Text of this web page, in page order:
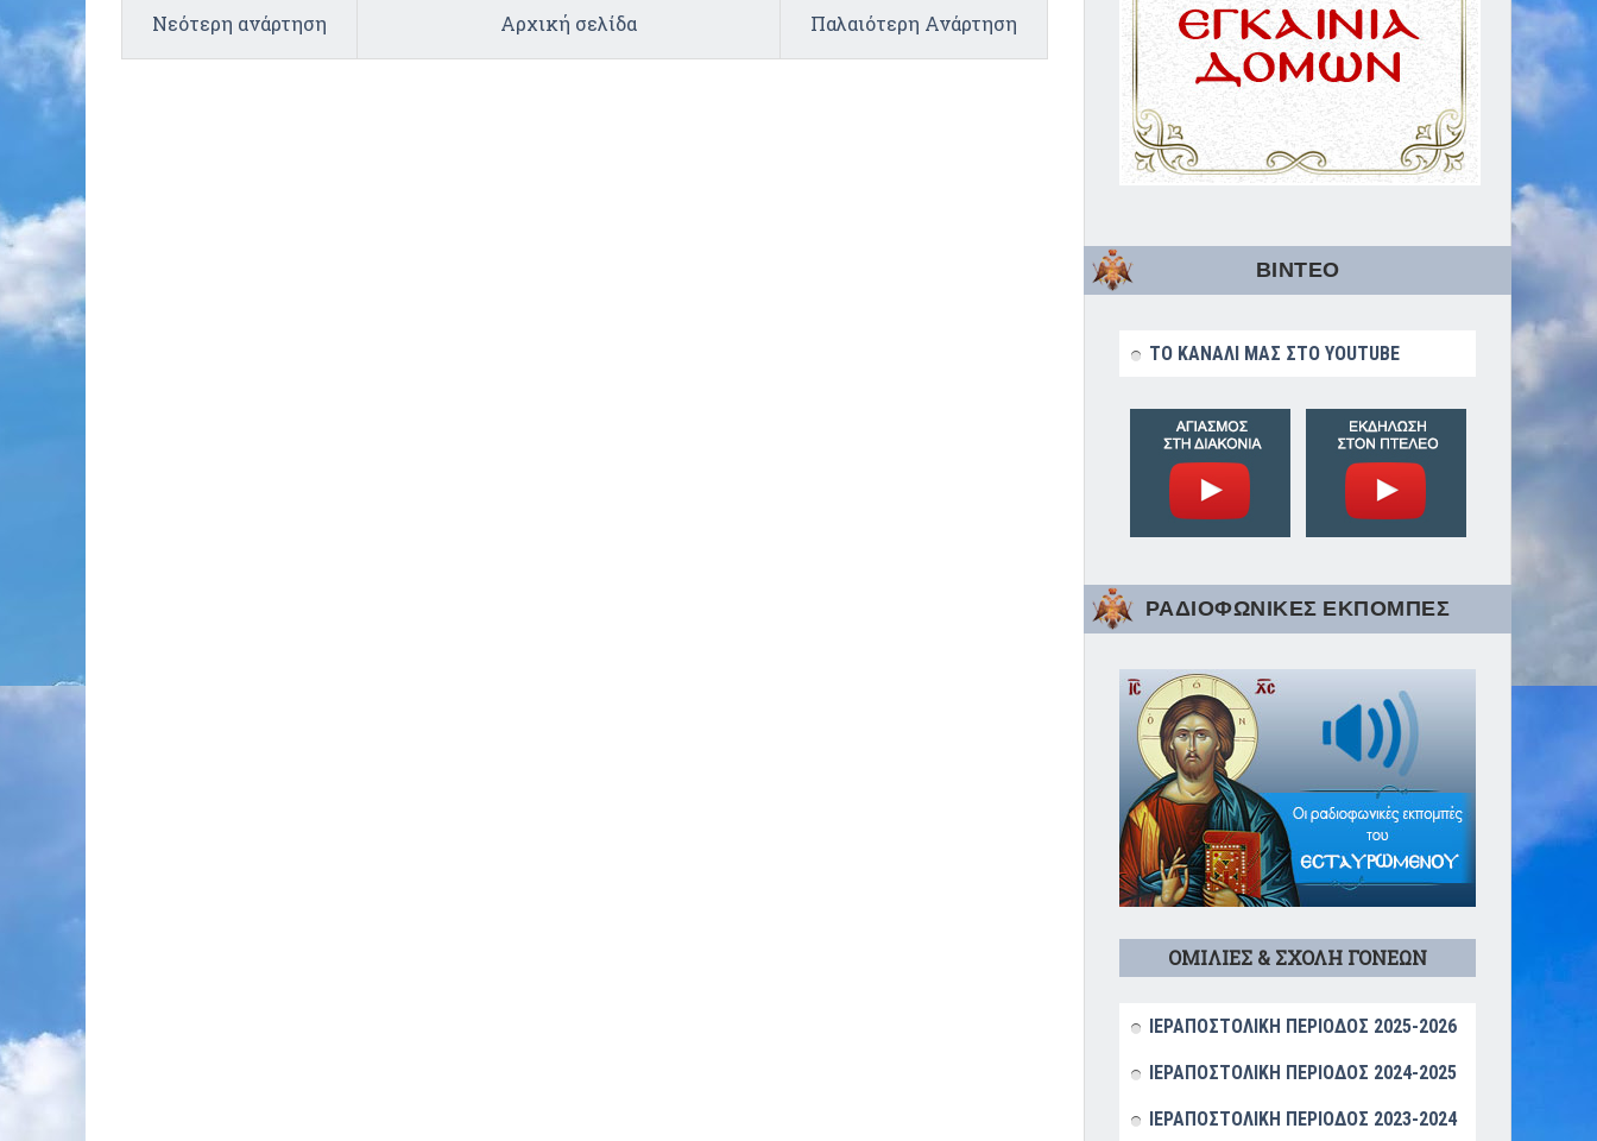
Νεότερη ανάρτηση Παλαιότερη Ανάρτηση
Αρχική σελίδα
ΒΙΝΤΕΟ
ΤΟ ΚΑΝΑΛΙ ΜΑΣ ΣΤΟ YOUTUBE
ΡΑΔΙΟΦΩΝΙΚΕΣ ΕΚΠΟΜΠΕΣ
ΟΜΙΛΙΕΣ & ΣΧΟΛΗ ΓΟΝΕΩΝ
ΙΕΡΑΠΟΣΤΟΛΙΚΗ ΠΕΡΙΟΔΟΣ 2025-2026
ΙΕΡΑΠΟΣΤΟΛΙΚΗ ΠΕΡΙΟΔΟΣ 2024-2025
ΙΕΡΑΠΟΣΤΟΛΙΚΗ ΠΕΡΙΟΔΟΣ 2023-2024